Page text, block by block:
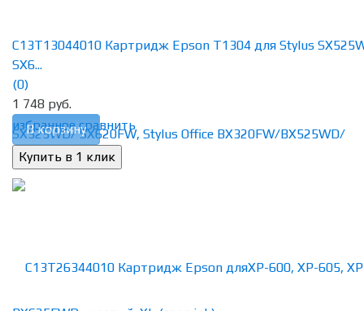
избранное сравнить
C13T13044010 Картридж Epson T1304 для Stylus
SX6...
(0)
1 748 руб.
В корзину